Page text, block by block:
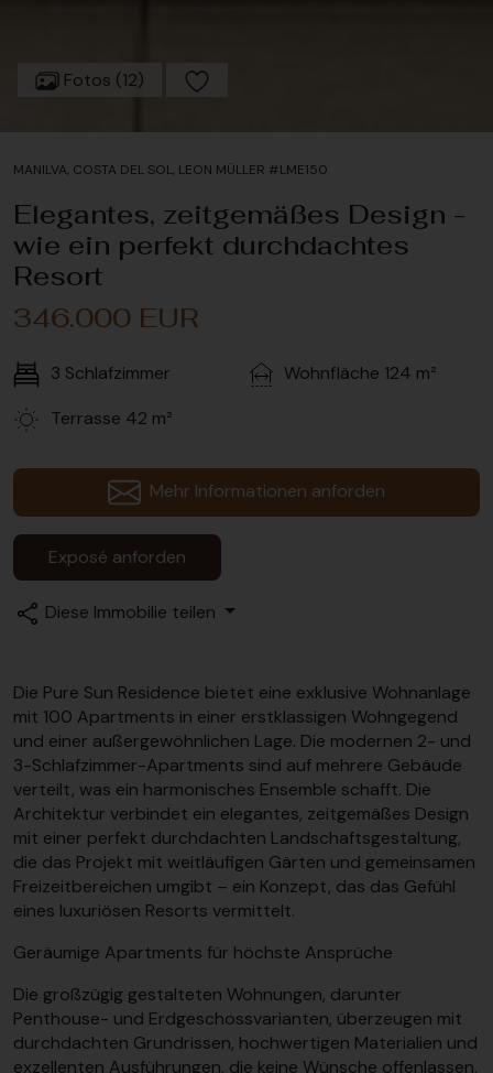
Fotos (12)
MANILVA, COSTA DEL SOL, LEON MÜLLER #LME150
Elegantes, zeitgemäßes Design -
wie ein perfekt durchdachtes
Resort
346.000 EUR
3 Schlafzimmer Wohnfläche 124 m²
Terrasse 42 m²
Mehr Informationen anforden
Exposé anforden
Diese Immobilie teilen
Die Pure Sun Residence bietet eine exklusive Wohnanlage
mit 100 Apartments in einer erstklassigen Wohngegend
und einer außergewöhnlichen Lage. Die modernen 2- und
3-Schlafzimmer-Apartments sind auf mehrere Gebäude
verteilt, was ein harmonisches Ensemble schafft. Die
Architektur verbindet ein elegantes, zeitgemäßes Design
mit einer perfekt durchdachten Landschaftsgestaltung,
die das Projekt mit weitläufigen Gärten und gemeinsamen
Freizeitbereichen umgibt – ein Konzept, das das Gefühl
eines luxuriösen Resorts vermittelt.
Geräumige Apartments für höchste Ansprüche
Die großzügig gestalteten Wohnungen, darunter
Penthouse- und Erdgeschossvarianten, überzeugen mit
durchdachten Grundrissen, hochwertigen Materialien und
exzellenten Ausführungen, die keine Wünsche offenlassen.